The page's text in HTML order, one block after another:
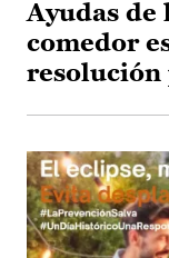
Ayudas de
comedor
resolución